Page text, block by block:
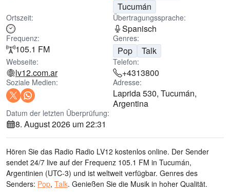
Tucumán
Ortszeit: Übertragungssprache:
Spanisch
Frequenz:
105.1 FM
Genres:
Pop Talk
Webseite:
lv12.com.ar
Telefon:
+4313800
Soziale Medien: Adresse:
Laprida 530, Tucumán,
Argentina
Datum der letzten Überprüfung:
8. August 2026 um 22:31
Hören Sie das Radio Radio LV12 kostenlos online. Der Sender
sendet 24/7 live auf der Frequenz 105.1 FM in Tucumán,
Argentinien (UTC-3) und ist weltweit verfügbar. Genres des
Senders: Pop, Talk. Genießen Sie die Musik in hoher Qualität.